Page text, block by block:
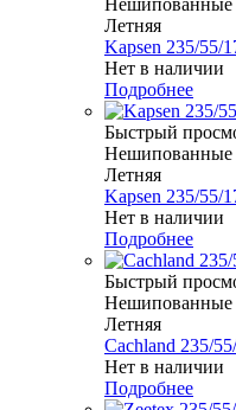
Нешипованные
Летняя
Kapsen 235/55/
Нет в наличии
Подробнее
Быстрый
Нешипованные
Летняя
Kapsen 235/55/
Нет в наличии
Подробнее
Быстрый
Нешипованные
Летняя
Cachland 235/
Нет в наличии
Подробнее